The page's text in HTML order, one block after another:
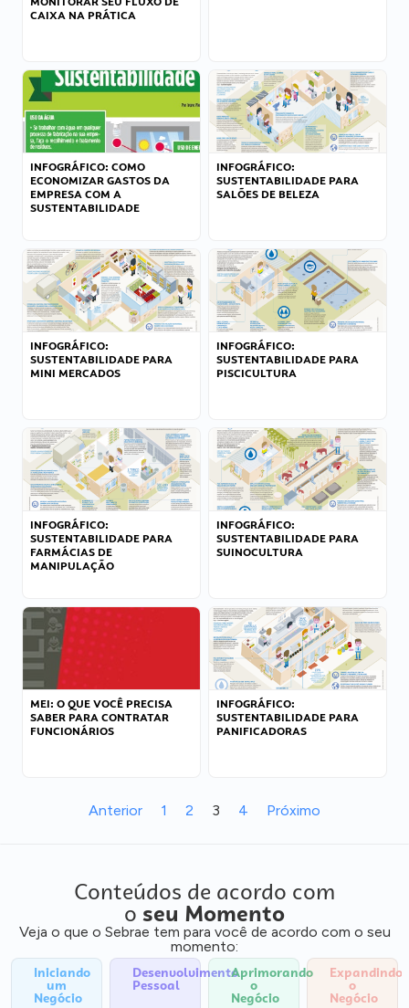
CAIXA NA PRÁTICA
INFOGRÁFICO: COMO
ECONOMIZAR GASTOS DA
EMPRESA COM A
SUSTENTABILIDADE
INFOGRÁFICO:
SUSTENTABILIDADE PARA
SALÕES DE BELEZA
INFOGRÁFICO:
SUSTENTABILIDADE PARA
MINI MERCADOS
INFOGRÁFICO:
SUSTENTABILIDADE PARA
PISCICULTURA
INFOGRÁFICO:
SUSTENTABILIDADE PARA
FARMÁCIAS DE
MANIPULAÇÃO
INFOGRÁFICO:
SUSTENTABILIDADE PARA
SUINOCULTURA
MEI: O QUE VOCÊ PRECISA
SABER PARA CONTRATAR
FUNCIONÁRIOS
INFOGRÁFICO:
SUSTENTABILIDADE PARA
PANIFICADORAS
Anterior 1 2 3 4 Próximo
Conteúdos de acordo com
o seu Momento
Veja o que o Sebrae tem para você de acordo com o seu
momento:
Iniciando
um
Negócio
Desenvolvimento
Pessoal
Aprimorando
o
Negócio
Expandindo
o
Negócio